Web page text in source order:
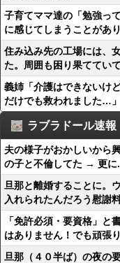
子育てママ達の「勉強っ
に感じてしまうことがあ
住み込み先の工場には、
た。周囲も困り果ててい
義姉「介護はできないけ
だけでも救われました…
ラブラドール速報
夫の様子がおかしいから
の子と不倫してた → 更に
旦那と離婚することに。
入れられたんだろう慰謝
「免許必須・要資格」と
はありません！でも頑張
旦那（４０半ば）の夜の